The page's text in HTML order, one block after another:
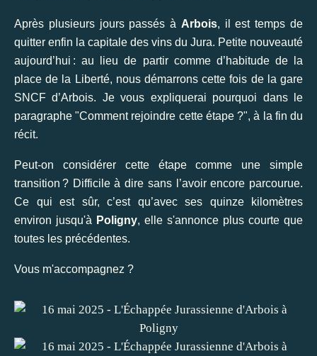
Après plusieurs jours passés à Arbois, il est temps de
quitter enfin la capitale des vins du Jura. Petite nouveauté
aujourd’hui : au lieu de partir comme d’habitude de la
place de la Liberté, nous démarrons cette fois de la gare
SNCF d’Arbois. Je vous expliquerai pourquoi dans le
paragraphe "Comment rejoindre cette étape ?", à la fin du
récit.
Peut-on considérer cette étape comme une simple
transition ? Difficile à dire sans l’avoir encore parcourue.
Ce qui est sûr, c’est qu’avec ses quinze kilomètres
environ jusqu'à Poligny, elle s'annonce plus courte que
toutes les précédentes.
Vous m'accompagnez ?